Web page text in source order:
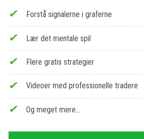
Forstå signalerne i graferne
Lær det mentale spil
Flere gratis strategier
Videoer med professionelle tradere
Og meget mere…